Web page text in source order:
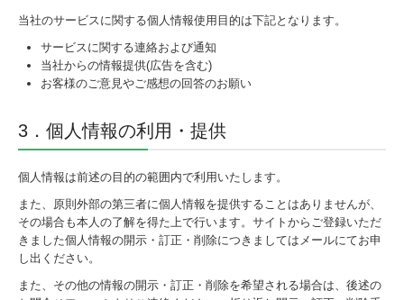
当社のサービスに関する個人情報使用目的は下記となります。
サービスに関する連絡および通知
当社からの情報提供(広告を含む)
お客様のご意見やご感想の回答のお願い
3．個人情報の利用・提供
個人情報は前述の目的の範囲内で利用いたします。
また、原則外部の第三者に個人情報を提供することはありませんが、
その場合も本人の了解を得た上で行います。サイトからご登録いただ
きました個人情報の開示・訂正・削除につきましてはメールにてお申
し出ください。
また、その他の情報の開示・訂正・削除を希望される場合は、後述の